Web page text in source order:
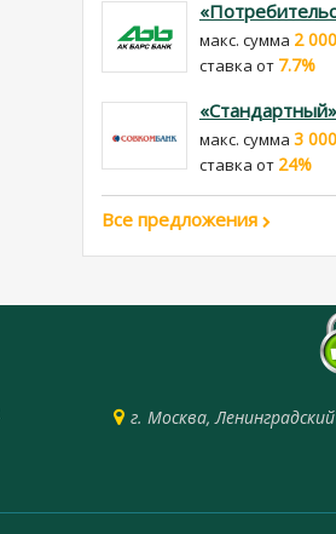
макс. сумма 2
cтавка от 7.7%
«Стандартный»
макс. сумма 3
cтавка от 24%
Все предложения
г. Москва,